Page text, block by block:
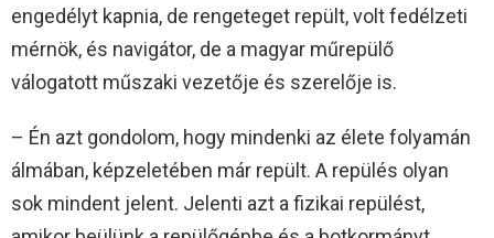
engedélyt kapnia, de rengeteget repült, volt fedélzeti
mérnök, és navigátor, de a magyar műrepülő
válogatott műszaki vezetője és szerelője is.
– Én azt gondolom, hogy mindenki az élete folyamán
álmában, képzeletében már repült. A repülés olyan
sok mindent jelent. Jelenti azt a fizikai repülést,